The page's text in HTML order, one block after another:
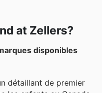
at Zellers?
disponibles
détaillant de premier